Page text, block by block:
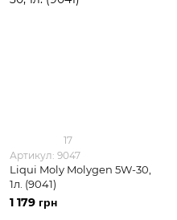
17
Артикул: 9047
Liqui Moly Molygen 5W-30,
1л. (9041)
1 179 грн